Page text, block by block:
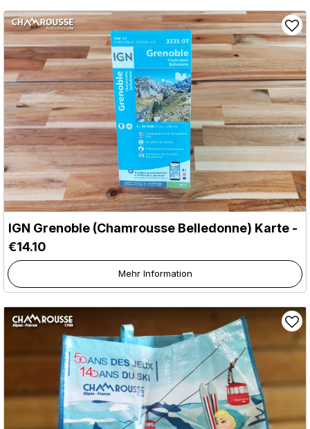
IGN Grenoble (Chamrousse Belledonne) Karte -
€14.10
Mehr Information